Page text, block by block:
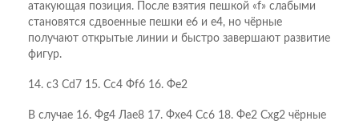
атакующая позиция. После взятия пешкой «f» слабыми
становятся сдвоенные пешки е6 и е4, но чёрные
получают открытые линии и быстро завершают развитие
фигур.
14. c3 Сd7 15. Сc4 Фf6 16. Фe2
В случае 16. Фg4 Лае8 17. Фхе4 Сс6 18. Фе2 Схg2 чёрные